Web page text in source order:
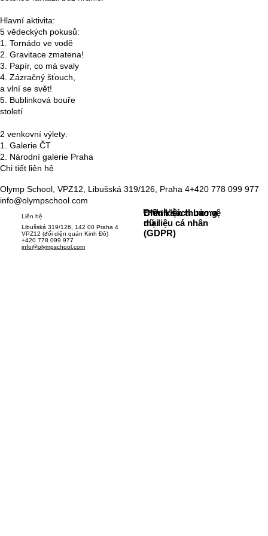
Hlavní aktivita:
5 vědeckých pokusů:
1. Tornádo ve vodě
2. Gravitace zmatena!
3. Papír, co má svaly
4. Zázračný šťouch,
a vlní se svět!
5. Bublinková bouře
století
2 venkovní výlety:
1. Galerie ČT
2. Národní galerie Praha
Chi tiết liên hệ
Olymp School, VPZ12, Libušská 319/126, Praha 4+420 778 099 977
info@olympschool.com
Mạng xã hội
Chính sách bảo vệ
dữ liệu cá nhân
(GDPR)
Điều kiện thương
mại
Liên hệ
Libušská 319/126, 142 00 Praha 4
VPZ12 (đối diện quán Kinh Đô)
+420 778 099 977
info@olympschool.com